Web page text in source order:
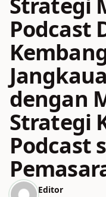
Podcast
dengan
Strategi
Podcast
Editor